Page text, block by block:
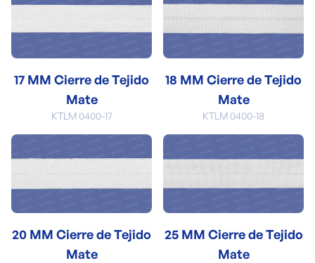
17 MM Cierre de Tejido
Mate
KTLM 0400-17
18 MM Cierre de Tejido
Mate
KTLM 0400-18
20 MM Cierre de Tejido
Mate
25 MM Cierre de Tejido
Mate